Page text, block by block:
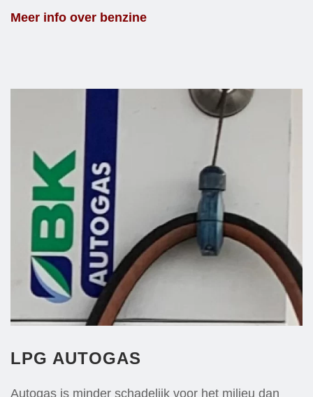
Meer info over benzine
LPG AUTOGAS
Autogas is minder schadelijk voor het milieu dan